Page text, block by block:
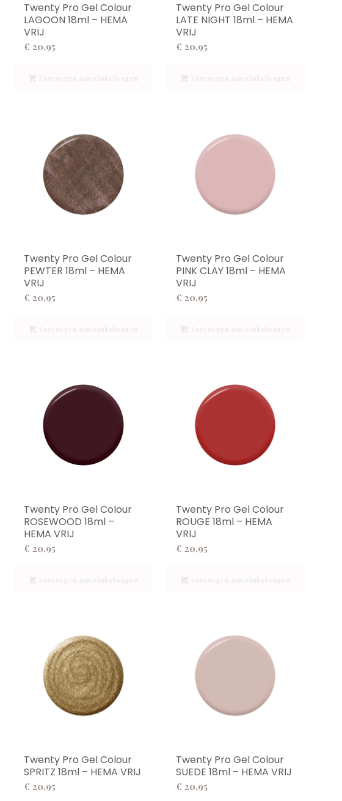
Twenty Pro Gel Colour
LAGOON 18ml – HEMA
VRIJ
€ 20,95
Twenty Pro Gel Colour
LATE NIGHT 18ml – HEMA
VRIJ
€ 20,95
Twenty Pro Gel Colour
PEWTER 18ml – HEMA
VRIJ
€ 20,95
Twenty Pro Gel Colour
PINK CLAY 18ml – HEMA
VRIJ
€ 20,95
Twenty Pro Gel Colour
ROSEWOOD 18ml –
HEMA VRIJ
€ 20,95
Twenty Pro Gel Colour
ROUGE 18ml – HEMA
VRIJ
€ 20,95
Twenty Pro Gel Colour
SPRITZ 18ml – HEMA VRIJ
€ 20,95
Twenty Pro Gel Colour
SUEDE 18ml – HEMA VRIJ
€ 20,95